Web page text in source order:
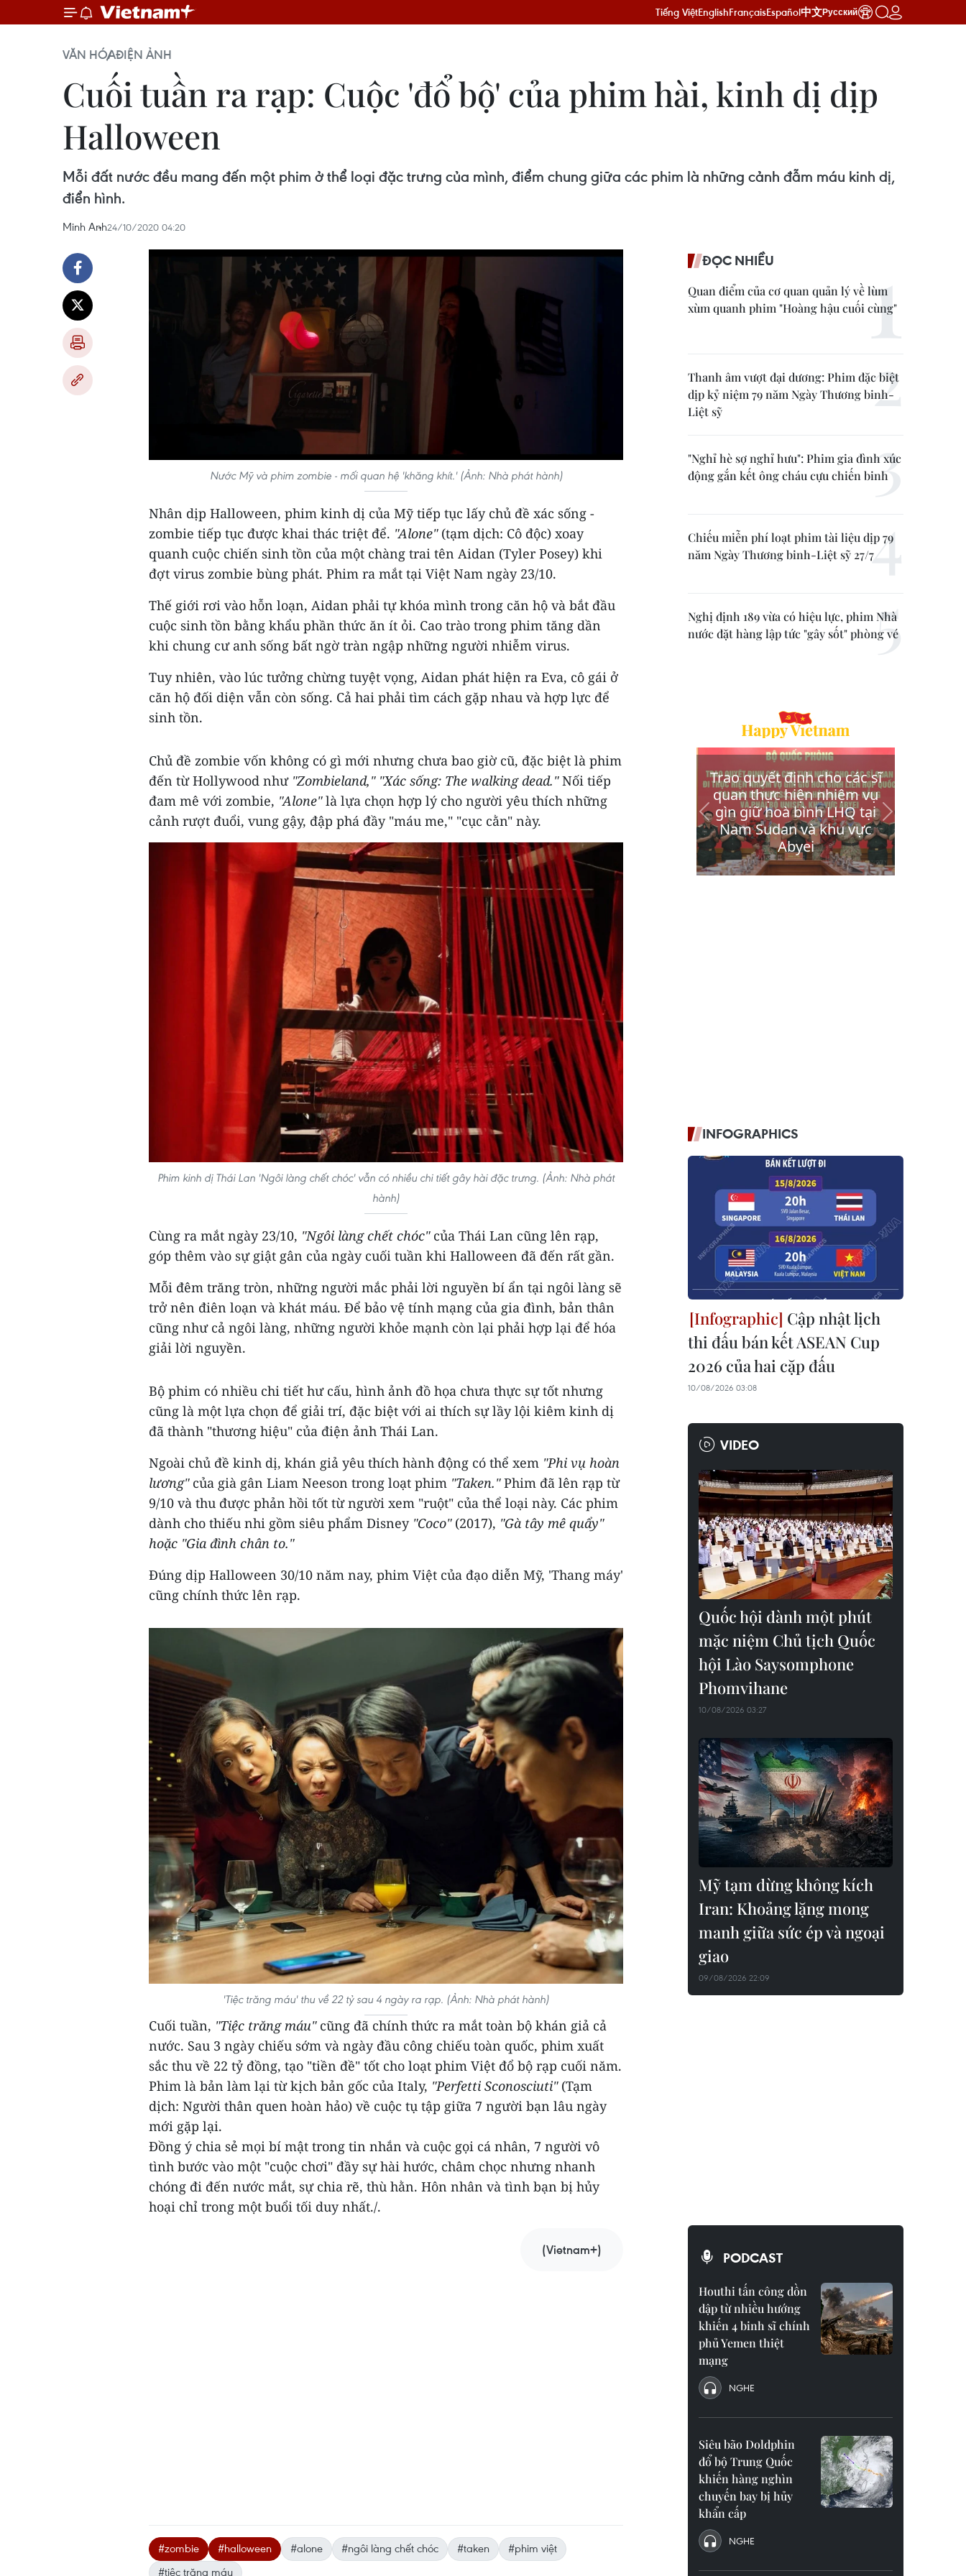
Tiếng ViệtEnglishFrançaisEspañol中文Русский
VĂN HÓAĐIỆN ẢNH
Cuối tuần ra rạp: Cuộc 'đổ bộ' của phim hài, kinh dị dịp
Halloween
Mỗi đất nước đều mang đến một phim ở thể loại đặc trưng của mình, điểm chung giữa các phim là những cảnh đẫm máu kinh dị,
điển hình.
Minh Anh24/10/2020 04:20
Nước Mỹ và phim zombie - mối quan hệ 'khăng khít.' (Ảnh: Nhà phát hành)
Nhân dịp Halloween, phim kinh dị của Mỹ tiếp tục lấy chủ đề xác sống -
zombie tiếp tục được khai thác triệt để. "Alone"(tạm dịch: Cô độc) xoay
quanh cuộc chiến sinh tồn của một chàng trai tên Aidan (Tyler Posey) khi
đợt virus zombie bùng phát. Phim ra mắt tại Việt Nam ngày 23/10.
Thế giới rơi vào hỗn loạn, Aidan phải tự khóa mình trong căn hộ và bắt đầu
cuộc sinh tồn bằng khẩu phần thức ăn ít ỏi. Cao trào trong phim tăng dần
khi chung cư anh sống bất ngờ tràn ngập những người nhiễm virus.
Tuy nhiên, vào lúc tưởng chừng tuyệt vọng, Aidan phát hiện ra Eva, cô gái ở
căn hộ đối diện vẫn còn sống. Cả hai phải tìm cách gặp nhau và hợp lực để
sinh tồn.
Chủ đề zombie vốn không có gì mới nhưng chưa bao giờ cũ, đặc biệt là phim
đến từ Hollywood như "Zombieland," "Xác sống: The walking dead."Nối tiếp
đam mê với zombie, "Alone"là lựa chọn hợp lý cho người yêu thích những
cảnh rượt đuổi, vung gậy, đập phá đầy "máu me," "cục cằn" này.
Phim kinh dị Thái Lan 'Ngôi làng chết chóc' vẫn có nhiều chi tiết gây hài đặc trưng. (Ảnh: Nhà phát
hành)
Cùng ra mắt ngày 23/10, "Ngôi làng chết chóc"của Thái Lan cũng lên rạp,
góp thêm vào sự giật gân của ngày cuối tuần khi Halloween đã đến rất gần.
Mỗi đêm trăng tròn, những người mắc phải lời nguyền bí ẩn tại ngôi làng sẽ
trở nên điên loạn và khát máu. Để bảo vệ tính mạng của gia đình, bản thân
cũng như cả ngôi làng, những người khỏe mạnh còn lại phải hợp lại để hóa
giải lời nguyền.
Bộ phim có nhiều chi tiết hư cấu, hình ảnh đồ họa chưa thực sự tốt nhưng
cũng là một lựa chọn để giải trí, đặc biệt với ai thích sự lầy lội kiêm kinh dị
đã thành "thương hiệu" của điện ảnh Thái Lan.
Ngoài chủ đề kinh dị, khán giả yêu thích hành động có thể xem "Phi vụ hoàn
lương"của già gân Liam Neeson trong loạt phim "Taken."Phim đã lên rạp từ
9/10 và thu được phản hồi tốt từ người xem "ruột" của thể loại này. Các phim
dành cho thiếu nhi gồm siêu phẩm Disney "Coco"(2017), "Gà tây mê quẩy"
hoặc "Gia đình chân to."
Đúng dịp Halloween 30/10 năm nay, phim Việt của đạo diễn Mỹ, 'Thang máy'
cũng chính thức lên rạp.
'Tiệc trăng máu' thu về 22 tỷ sau 4 ngày ra rạp. (Ảnh: Nhà phát hành)
Cuối tuần, "Tiệc trăng máu"cũng đã chính thức ra mắt toàn bộ khán giả cả
nước. Sau 3 ngày chiếu sớm và ngày đầu công chiếu toàn quốc, phim xuất
sắc thu về 22 tỷ đồng, tạo "tiền đề" tốt cho loạt phim Việt đổ bộ rạp cuối năm.
Phim là bản làm lại từ kịch bản gốc của Italy, "Perfetti Sconosciuti" (Tạm
dịch: Người thân quen hoàn hảo) về cuộc tụ tập giữa 7 người bạn lâu ngày
mới gặp lại.
Đồng ý chia sẻ mọi bí mật trong tin nhắn và cuộc gọi cá nhân, 7 người vô
tình bước vào một "cuộc chơi" đầy sự hài hước, châm chọc nhưng nhanh
chóng đi đến nước mắt, sự chia rẽ, thù hằn. Hôn nhân và tình bạn bị hủy
hoại chỉ trong một buổi tối duy nhất./.
(Vietnam+)
#zombie #halloween #alone #ngôi làng chết chóc #taken
#phim việt
#tiệc trăng máu
ĐỌC NHIỀU
Quan điểm của cơ quan quản lý về lùm
xùm quanh phim "Hoàng hậu cuối cùng"
Thanh âm vượt đại dương: Phim đặc biệt
dịp kỷ niệm 79 năm Ngày Thương binh-
Liệt sỹ
"Nghỉ hè sợ nghỉ hưu": Phim gia đình xúc
động gắn kết ông cháu cựu chiến binh
Chiếu miễn phí loạt phim tài liệu dịp 79
năm Ngày Thương binh-Liệt sỹ 27/7
Nghị định 189 vừa có hiệu lực, phim Nhà
nước đặt hàng lập tức "gây sốt" phòng vé
INFOGRAPHICS
Cập nhật lịch
thi đấu bán kết ASEAN Cup
2026 của hai cặp đấu
10/08/2026 03:08
VIDEO
Quốc hội dành một phút
mặc niệm Chủ tịch Quốc
hội Lào Saysomphone
Phomvihane
10/08/2026 03:27
Mỹ tạm dừng không kích
Iran: Khoảng lặng mong
manh giữa sức ép và ngoại
giao
09/08/2026 22:09
PODCAST
Houthi tấn công dồn
dập từ nhiều hướng
khiến 4 binh sĩ chính
phủ Yemen thiệt
mạng
NGHE
Siêu bão Doldphin
đổ bộ Trung Quốc
khiến hàng nghìn
chuyến bay bị hủy
khẩn cấp
NGHE